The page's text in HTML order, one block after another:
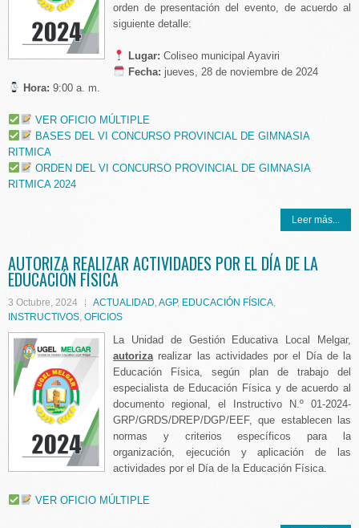
orden de presentación del evento, de acuerdo al
siguiente detalle:
Lugar: Coliseo municipal Ayaviri
️ Fecha: jueves, 28 de noviembre de 2024
Hora: 9:00 a. m.
VER OFICIO MÚLTIPLE
BASES DEL VI CONCURSO PROVINCIAL DE GIMNASIA
RITMICA
ORDEN DEL VI CONCURSO PROVINCIAL DE GIMNASIA
RITMICA 2024
Leer más...
AUTORIZA REALIZAR ACTIVIDADES POR EL DÍA DE LA
EDUCACIÓN FÍSICA
3 Octubre, 2024 ACTUALIDAD,AGP, EDUCACIÓN FÍSICA,
INSTRUCTIVOS, OFICIOS
La Unidad de Gestión Educativa Local Melgar,
autoriza realizar las actividades por el Día de la
Educación Física, según plan de trabajo del
especialista de Educación Física y de acuerdo al
documento regional, el Instructivo N.º 01-2024-
GRP/GRDS/DREP/DGP/EEF, que establecen las
normas y criterios específicos para la
organización, ejecución y aplicación de las
actividades por el Día de la Educación Física.
VER OFICIO MÚLTIPLE